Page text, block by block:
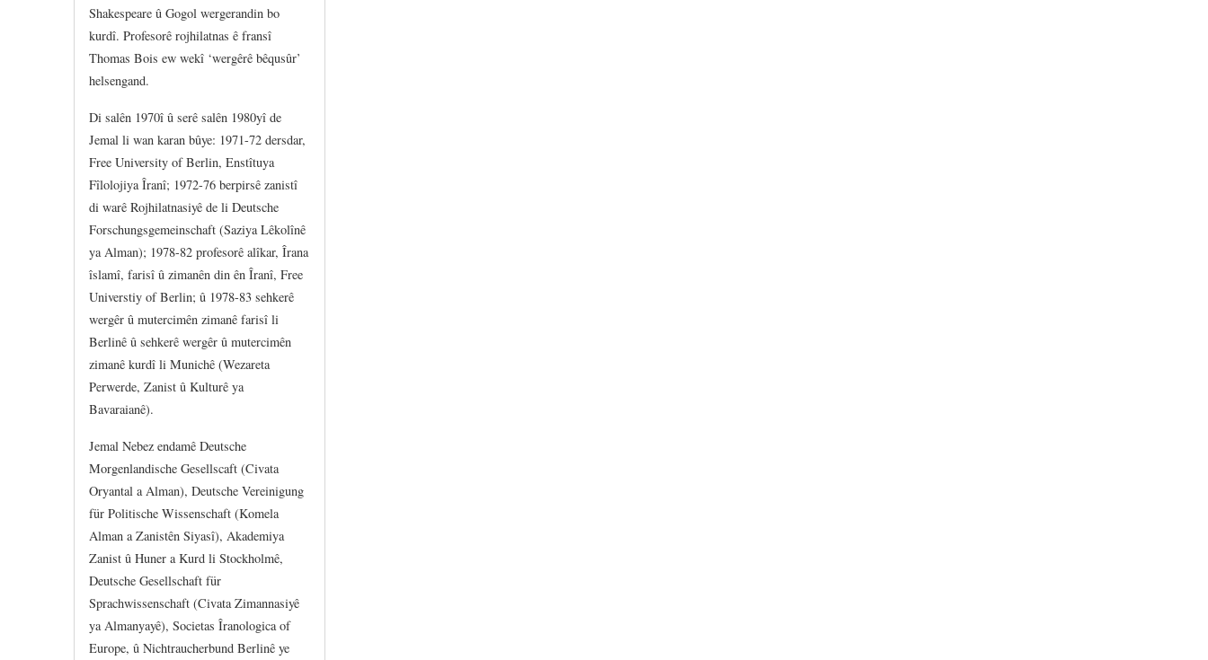
Shakespeare û Gogol wergerandin bo
kurdî. Profesorê rojhilatnas ê fransî
Thomas Bois ew wekî ‘wergêrê bêqusûr’
helsengand.
Di salên 1970î û serê salên 1980yî de
Jemal li wan karan bûye: 1971-72 dersdar,
Free University of Berlin, Enstîtuya
Fîlolojiya Îranî; 1972-76 berpirsê zanistî
di warê Rojhilatnasiyê de li Deutsche
Forschungsgemeinschaft (Saziya Lêkolînê
ya Alman); 1978-82 profesorê alîkar, Îrana
îslamî, farisî û zimanên din ên Îranî, Free
Universtiy of Berlin; û 1978-83 sehkerê
wergêr û mutercimên zimanê farisî li
Berlinê û sehkerê wergêr û mutercimên
zimanê kurdî li Munichê (Wezareta
Perwerde, Zanist û Kulturê ya
Bavaraianê).
Jemal Nebez endamê Deutsche
Morgenlandische Gesellscaft (Civata
Oryantal a Alman), Deutsche Vereinigung
für Politische Wissenschaft (Komela
Alman a Zanistên Siyasî), Akademiya
Zanist û Huner a Kurd li Stockholmê,
Deutsche Gesellschaft für
Sprachwissenschaft (Civata Zimannasiyê
ya Almanyayê), Societas Îranologica of
Europe, û Nichtraucherbund Berlinê ye